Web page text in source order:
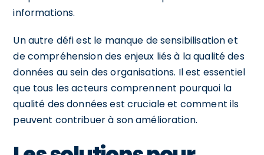
informations.
Un autre défi est le manque de sensibilisation et
de compréhension des enjeux liés à la qualité des
données au sein des organisations. Il est essentiel
que tous les acteurs comprennent pourquoi la
qualité des données est cruciale et comment ils
peuvent contribuer à son amélioration.